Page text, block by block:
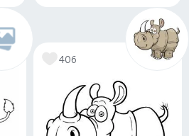
406